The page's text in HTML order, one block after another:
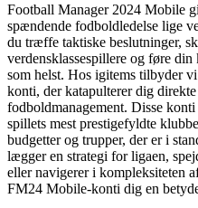
Football Manager 2024 Mobile
spændende fodboldledelse lige
du træffe taktiske beslutninger,
verdensklassespillere og føre
som helst. Hos igitems tilbyder
konti, der katapulterer dig
fodboldmanagement. Disse
spillets mest prestigefyldte
budgetter og trupper, der er i
lægger en strategi for ligaen,
eller navigerer i kompleksiteten
FM24 Mobile-konti dig en